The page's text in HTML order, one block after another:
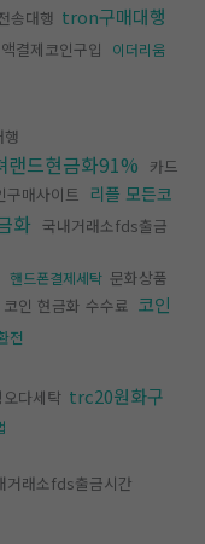
송대행 tron구매대행
결제코인구입 이더리움
랜드현금화91% 카드
구매사이트 리플 모든코
화 국내거래소fds출금
핸드폰결제세탁 문화상품
코인 현금화 수수료 코인
전
오다세탁 trc20원화구
거래소fds출금시간